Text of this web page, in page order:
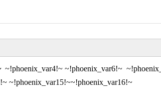
~!phoenix_var4!~ ~!phoenix_var6!~
~!phoenix_var15!~~!phoenix_var16!~